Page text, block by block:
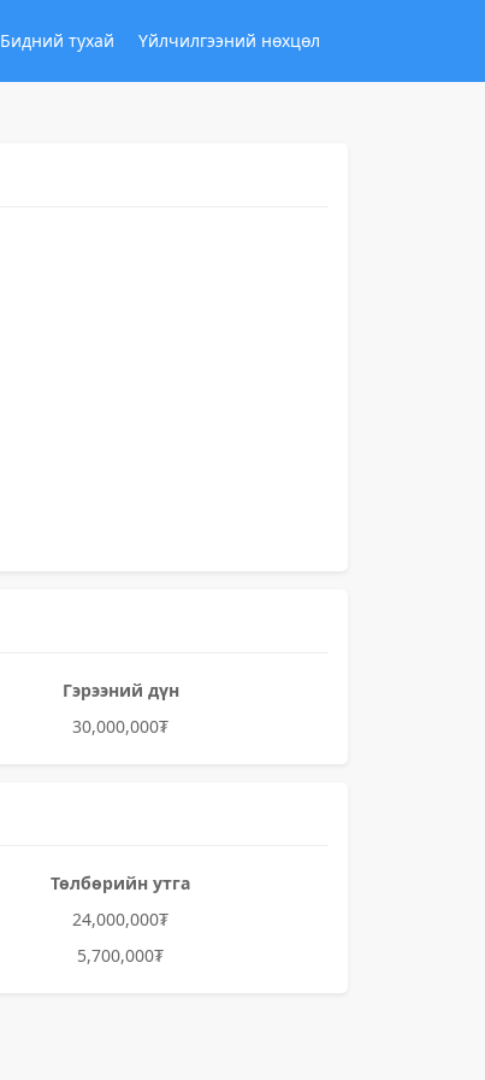
Бидний тухай Үйлчилгээний нөхцөл
Гэрээний дүн
30,000,000₮
Төлбөрийн утга
24,000,000₮
5,700,000₮